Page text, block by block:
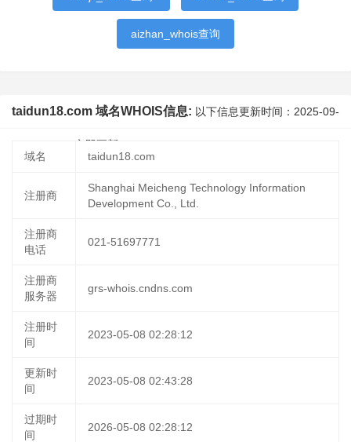
aizhan_whois查询
taidun18.com 域名WHOIS信息: 以下信息更新时间： 2025-09-
立即更新
域名
taidun18.com
注册商
Shanghai Meicheng Technology Information
Development Co., Ltd.
注册商
电话
021-51697771
注册商
服务器
grs-whois.cndns.com
注册时
间
2023-05-08 02:28:12
更新时
间
2023-05-08 02:43:28
过期时
间
2026-05-08 02:28:12